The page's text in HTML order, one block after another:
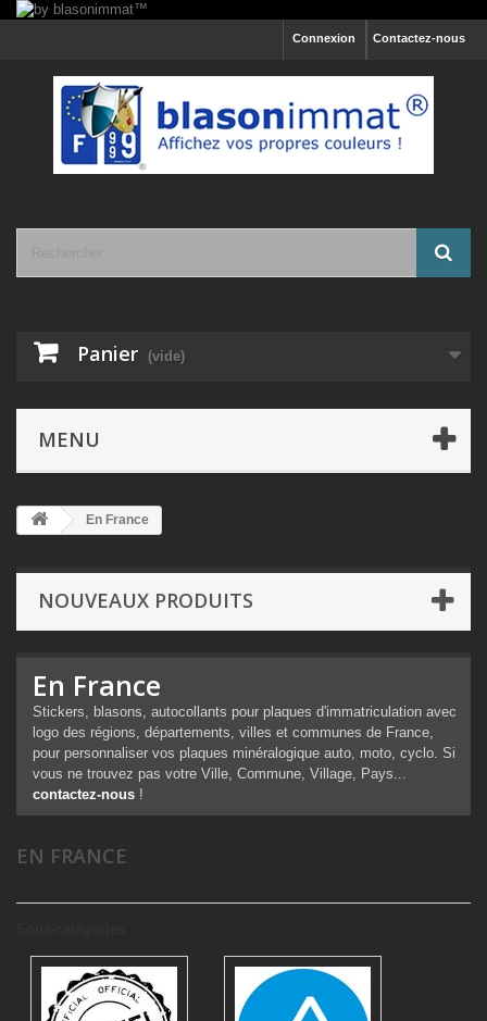
Contactez-nous
Connexion
Panier (vide)
MENU
En France
NOUVEAUX PRODUITS
En France
Stickers, blasons, autocollants pour plaques d'immatriculation avec
logo des régions, départements, villes et communes de France,
pour personnaliser vos plaques minéralogique auto, moto, cyclo. Si
vous ne trouvez pas votre Ville, Commune, Village, Pays...
contactez-nous !
EN FRANCE